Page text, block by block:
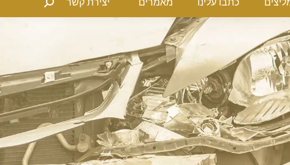
כתבו עלינו מאמרים יצירת קשר Search: